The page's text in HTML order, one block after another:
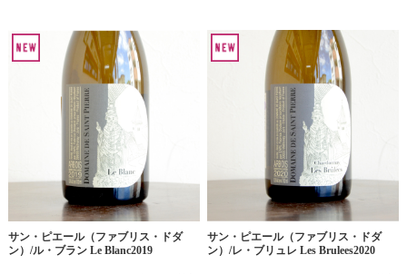
サン・ピエール（ファブリス・ドダ
ン）/ル・ブラン Le Blanc2019
サン・ピエール（ファブリス・ドダ
ン）/レ・ブリュレ Les Brulees2020